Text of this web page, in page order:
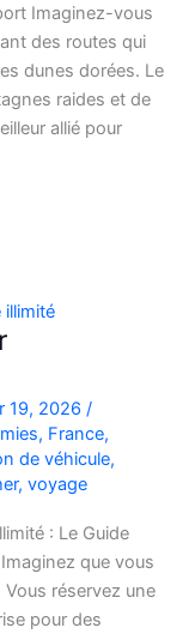
Imaginez-vous
des routes qui
dunes dorées. Le
raides et de
allié pour
19, 2026 /
, France,
de véhicule,
, voyage
: Le Guide
que vous
réservez une
pour des